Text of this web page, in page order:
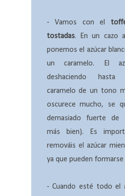
- Vamos con el
tostadas. En un cazo
ponemos el azúcar
un caramelo. El
deshaciendo
caramelo de un tono
oscurece mucho, se
demasiado fuerte de
más bien). Es
remováis el azúcar
ya que pueden formarse
- Cuando esté todo el